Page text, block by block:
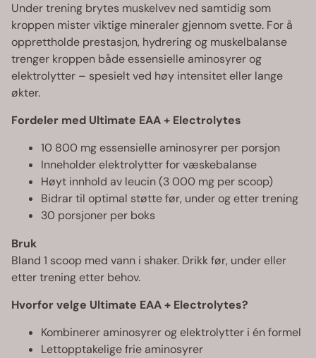
Under trening brytes muskelvev ned samtidig som
kroppen mister viktige mineraler gjennom svette. For å
opprettholde prestasjon, hydrering og muskelbalanse
trenger kroppen både essensielle aminosyrer og
elektrolytter – spesielt ved høy intensitet eller lange
økter.
Fordeler med Ultimate EAA + Electrolytes
10 800 mg essensielle aminosyrer per porsjon
Inneholder elektrolytter for væskebalanse
Høyt innhold av leucin (3 000 mg per scoop)
Bidrar til optimal støtte før, under og etter trening
30 porsjoner per boks
Bruk
Bland 1 scoop med vann i shaker. Drikk før, under eller
etter trening etter behov.
Hvorfor velge Ultimate EAA + Electrolytes?
Kombinerer aminosyrer og elektrolytter i én formel
Lettopptakelige frie aminosyrer